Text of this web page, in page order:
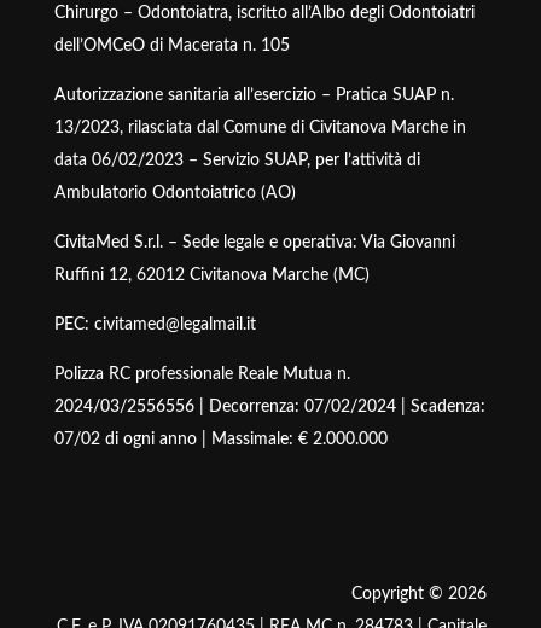
Chirurgo – Odontoiatra, iscritto all’Albo degli Odontoiatri
dell’OMCeO di Macerata n. 105
Autorizzazione sanitaria all’esercizio – Pratica SUAP n.
13/2023, rilasciata dal Comune di Civitanova Marche in
data 06/02/2023 – Servizio SUAP, per l’attività di
Ambulatorio Odontoiatrico (AO)
CivitaMed S.r.l. – Sede legale e operativa: Via Giovanni
Ruffini 12, 62012 Civitanova Marche (MC)
PEC: civitamed@legalmail.it
Polizza RC professionale Reale Mutua n.
2024/03/2556556 | Decorrenza: 07/02/2024 | Scadenza:
07/02 di ogni anno | Massimale: € 2.000.000
Copyright © 2026